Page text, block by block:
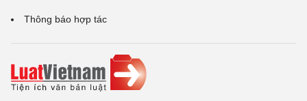
Thông báo hợp tác